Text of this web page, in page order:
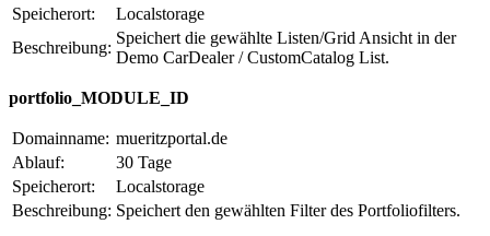
Speicherort:
Localstorage
Beschreibung:
Speichert die gewählte Listen/Grid Ansicht in der
Demo CarDealer / CustomCatalog List.
portfolio_MODULE_ID
Domainname: mueritzportal.de
Ablauf:
30 Tage
Speicherort:
Localstorage
Beschreibung: Speichert den gewählten Filter des Portfoliofilters.